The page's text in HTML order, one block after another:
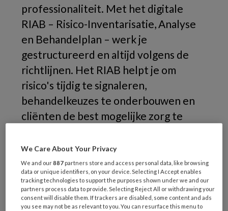
professionaliteit. Met het digitale
RIAB – Risico-Inventarisatie, Analyse
en Behandelplan – werk je
gestructureerd en altijd volgens de
richtlijnen. Het RIAB helpt je om
risico's tijdig te signaleren,
behandelkeuzes te onderbouwen en
cliënten de best mogelijke zorg te
Waarom werken met RIAB?
Veel pedicures nemen na hun opleiding
onvoldoende tijd voor een uitgebreide intake
We Care About Your Privacy
We and our887 partners store and access personal data, like browsing
data or unique identifiers, on your device. Selecting I Accept enables
tracking technologies to support the purposes shown under we and our
partners process data to provide. Selecting Reject All or withdrawing your
consent will disable them. If trackers are disabled, some content and ads
you see may not be as relevant to you. You can resurface this menu to